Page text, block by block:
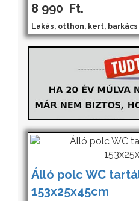
8 990 Ft.
Lakás, otthon, kert,
Álló polc WC
153x25x45cm